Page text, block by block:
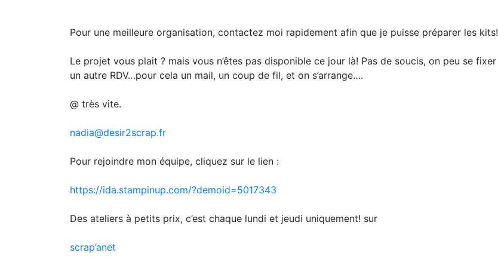
Pour une meilleure organisation, contactez moi rapidement afin que je puisse préparer les kits!
Le projet vous plait ? mais vous n’êtes pas disponible ce jour là! Pas de soucis, on peu se fixer
un autre RDV…pour cela un mail, un coup de fil, et on s’arrange….
@ très vite.
nadia@desir2scrap.fr
Pour rejoindre mon équipe, cliquez sur le lien :
https://ida.stampinup.com/?demoid=5017343
Des ateliers à petits prix, c’est chaque lundi et jeudi uniquement! sur
scrap’anet